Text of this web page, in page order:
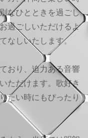
なひとときを過ごし
過ごしいただけるよ
なしいたします。
おり、迫力ある音響
ただけます。歌好き
たい時にもぴったり